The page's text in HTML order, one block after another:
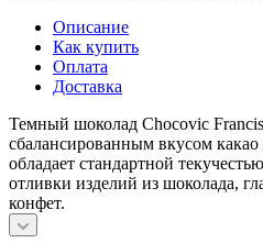
Описание
Как купить
Оплата
Доставка
Темный шоколад Chocovic
сбалансированным вкусом
обладает стандартной
отливки изделий из шоколада,
конфет.